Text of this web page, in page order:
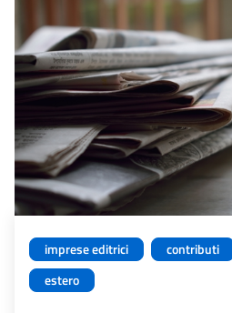
imprese editrici
contributi
estero